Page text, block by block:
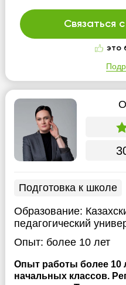
Связаться
это
Подготовка к школе
Образование:
педагогический
Опыт: более 10 лет
Опыт работы более 10
начальных классов.